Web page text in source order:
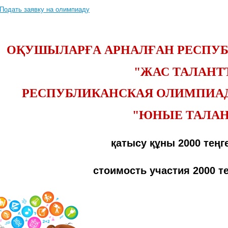
Подать заявку на олимпиаду
ОҚУШЫЛАРҒА АРНАЛҒАН
"ЖАС
РЕСПУБЛИКАНСКАЯ
"ЮНЫЕ
қатысу құны 2000
стоимость участия 2000